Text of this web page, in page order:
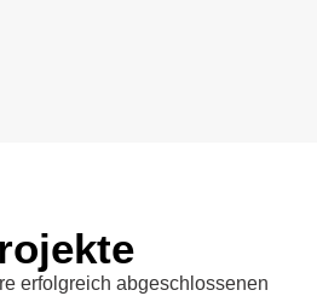
erfolgreich abgeschlossenen